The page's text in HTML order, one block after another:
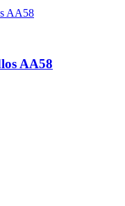
AA58